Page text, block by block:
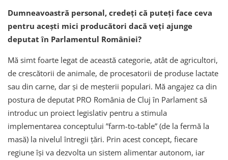
Dumneavoastră personal, credeți că puteți face ceva
pentru acești mici producători dacă veți ajunge
deputat în Parlamentul României?
Mă simt foarte legat de această categorie, atât de agricultori,
de crescătorii de animale, de procesatorii de produse lactate
sau din carne, dar și de meșterii populari. Mă angajez ca din
postura de deputat PRO România de Cluj în Parlament să
introduc un proiect legislativ pentru a stimula
implementarea conceptului ”farm-to-table” (de la fermă la
masă) la nivelul întregii țări. Prin acest concept, fiecare
regiune își va dezvolta un sistem alimentar autonom, iar